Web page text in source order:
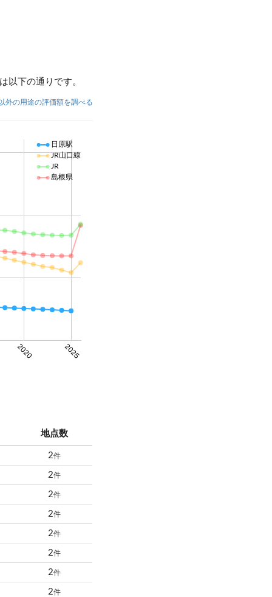
以下の通りです。
外の用途の評価額を調べる
2020 2025
日原駅
JR山口線
JR
島根県
地点数
2件
2件
2件
2件
2件
2件
2件
2件